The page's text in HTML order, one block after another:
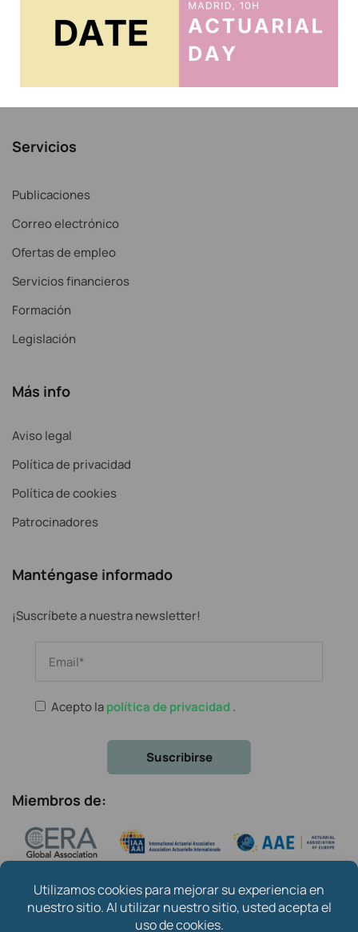
Acceso Correo IAE
Servicios
Publicaciones
Correo electrónico
Ofertas de empleo
Servicios financieros
Formación
Legislación
Más info
Aviso legal
Política de privacidad
Política de cookies
Patrocinadores
Manténgase informado
¡Suscríbete a nuestra newsletter!
Acepto lapolítica de privacidad .
Miembros de: